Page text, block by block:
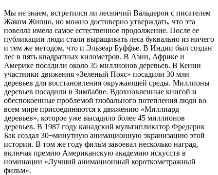
Мы не знаем, встретился ли лесничий Вальдерон с писателем
Жаком Жионо, но можно достоверно утверждать, что эта
новелла имела самое естественное продолжение. После ее
публикации люди стали выращивать леса буквально из ничего
и тем же методом, что и Эльзеар Буффье. В Индии был создан
лес в пять квадратных километров. В Азии, Африке и
Америке посадили около 35 миллионов деревьев. В Кении
участники движения «Зеленый Пояс» посадили 30 млн
деревьев для восстановления окружающей среды. Миллионы
деревьев посадили в Зимбабве. Вдохновленные книгой и
обеспокоенные проблемой глобального потепления люди во
всем мире присоединяются к движению «Миллиард
деревьев», которое уже высадило более 45 миллионов
деревьев. В 1987 году канадский мультипликатор Фредерик
Бак создал 30¬минутную анимационную экранизацию этой
истории. В том же году фильм завоевал несколько наград,
включая премию Американскую академию искусств в
номинации «Лучший анимационный короткометражный
фильм».